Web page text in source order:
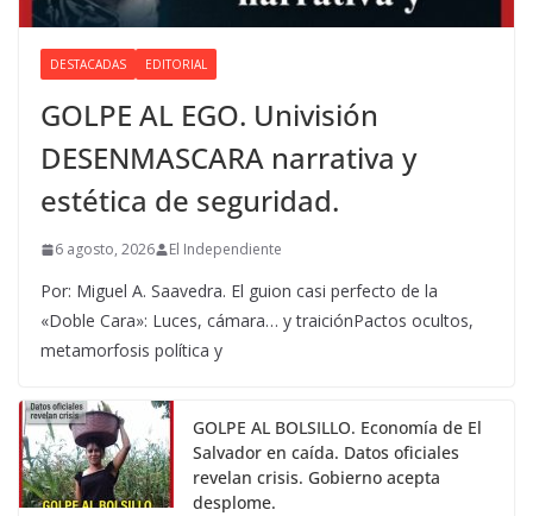
DESTACADAS EDITORIAL
GOLPE AL EGO. Univisión
DESENMASCARA narrativa y
estética de seguridad.
6 agosto, 2026 El Independiente
Por: Miguel A. Saavedra. El guion casi perfecto de la
«Doble Cara»: Luces, cámara… y traiciónPactos ocultos,
metamorfosis política y
GOLPE AL BOLSILLO. Economía de El
Salvador en caída. Datos oficiales
revelan crisis. Gobierno acepta
desplome.